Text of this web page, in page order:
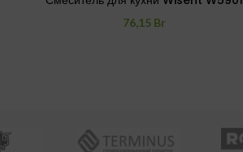
76,15 Br